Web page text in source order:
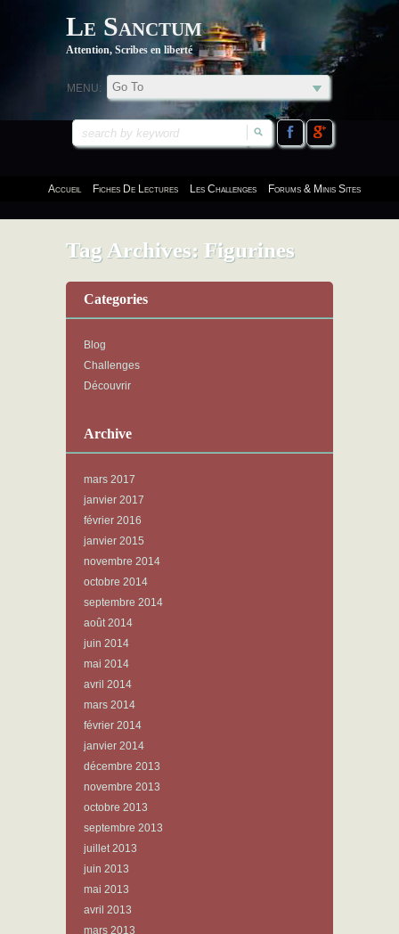
Le Sanctum
Attention, Scribes en liberté
MENU:
Accueil Fiches De Lectures Les Challenges Forums & Minis Sites
Tag Archives: Figurines
Categories
Blog
Challenges
Découvrir
Archive
mars 2017
janvier 2017
février 2016
janvier 2015
novembre 2014
octobre 2014
septembre 2014
août 2014
juin 2014
mai 2014
avril 2014
mars 2014
février 2014
janvier 2014
décembre 2013
novembre 2013
octobre 2013
septembre 2013
juillet 2013
juin 2013
mai 2013
avril 2013
mars 2013